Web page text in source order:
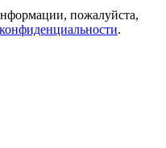
пожалуйста,
.